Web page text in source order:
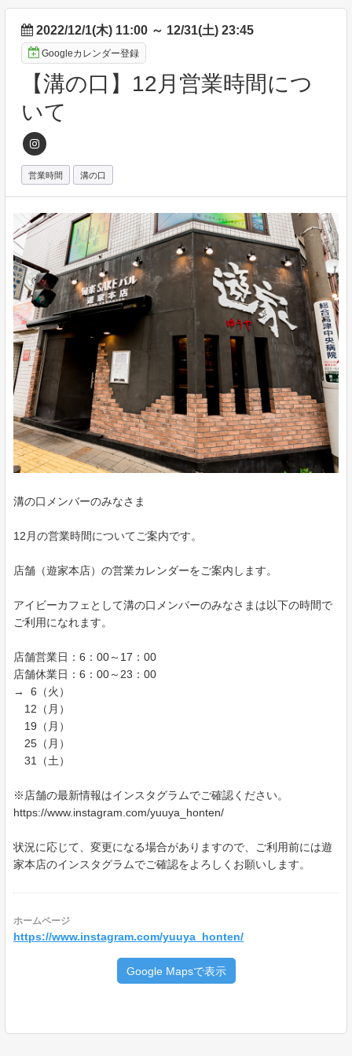
2022/12/1(木) 11:00 ～ 12/31(土) 23:45
Googleカレンダー登録
【溝の口】12月営業時間につ
いて
営業時間 溝の口
溝の口メンバーのみなさま
12月の営業時間についてご案内です。
店舗（遊家本店）の営業カレンダーをご案内します。
アイビーカフェとして溝の口メンバーのみなさまは以下の時間で
ご利用になれます。
店舗営業日：6：00～17：00
店舗休業日：6：00～23：00
→ 6（火）
12（月）
19（月）
25（月）
31（土）
※店舗の最新情報はインスタグラムでご確認ください。
https://www.instagram.com/yuuya_honten/
状況に応じて、変更になる場合がありますので、ご利用前には遊
家本店のインスタグラムでご確認をよろしくお願いします。
ホームページ
https://www.instagram.com/yuuya_honten/
Google Mapsで表示